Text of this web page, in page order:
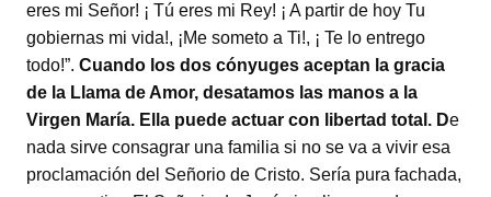
eres mi Señor! ¡ Tú eres mi Rey! ¡ A partir de hoy Tu
gobiernas mi vida!, ¡Me someto a Ti!, ¡ Te lo entrego
todo!”. Cuando los dos cónyuges aceptan la gracia
de la Llama de Amor, desatamos las manos a la
Virgen María. Ella puede actuar con libertad total. De
nada sirve consagrar una familia si no se va a vivir esa
proclamación del Señorio de Cristo. Sería pura fachada,